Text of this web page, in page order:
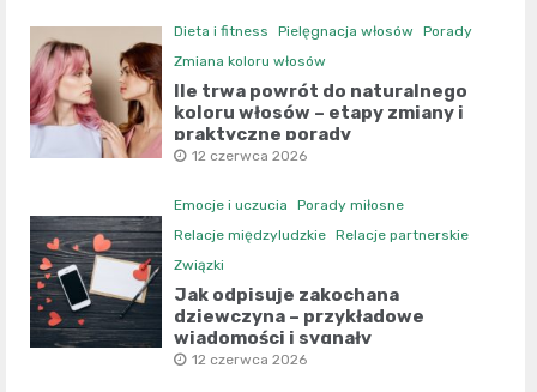
Dieta i fitness Pielęgnacja włosów
Porady
Zmiana koloru włosów
Ile trwa powrót do naturalnego
koloru włosów – etapy zmiany i
praktyczne porady
12 czerwca 2026
Emocje i uczucia
Porady miłosne
Relacje międzyludzkie Relacje partnerskie
Związki
Jak odpisuje zakochana
dziewczyna – przykładowe
wiadomości i sygnały
12 czerwca 2026